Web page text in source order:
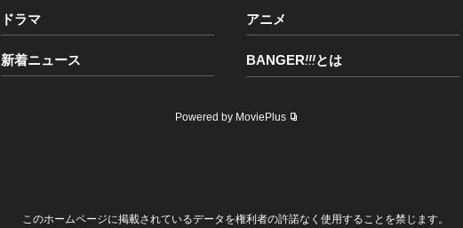
ドラマ アニメ
新着ニュース BANGER!!!とは
Powered by MoviePlus
このホームページに掲載されているデータを権利者の許諾なく使用することを禁じます。